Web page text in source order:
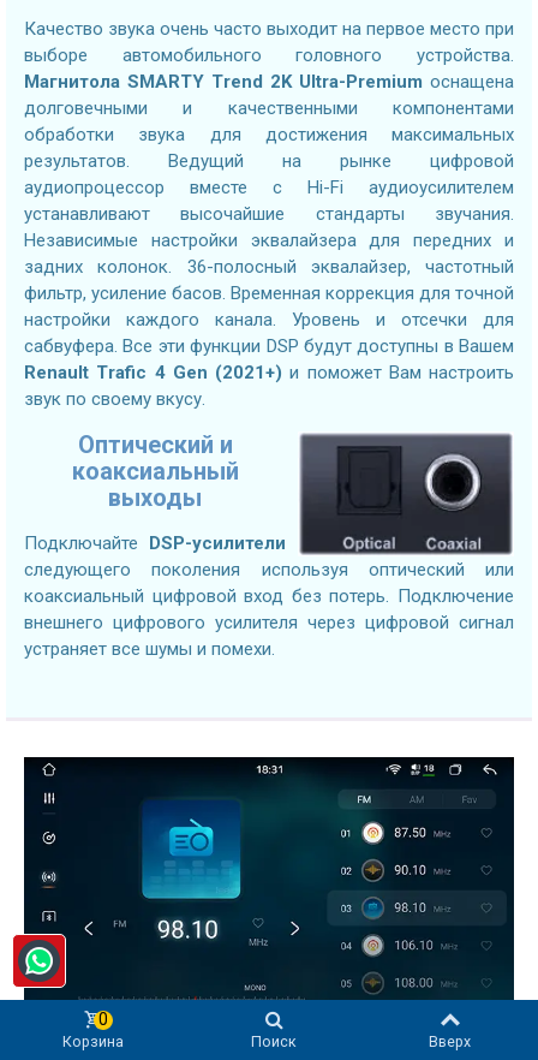
Качество звука очень часто выходит на первое место при
выборе автомобильного головного устройства.
Магнитола SMARTY Trend 2K Ultra-Premium оснащена
долговечными и качественными компонентами
обработки звука для достижения максимальных
результатов. Ведущий на рынке цифровой
аудиопроцессор вместе с Hi-Fi аудиоусилителем
устанавливают высочайшие стандарты звучания.
Независимые настройки эквалайзера для передних и
задних колонок. 36-полосный эквалайзер, частотный
фильтр, усиление басов. Временная коррекция для точной
настройки каждого канала. Уровень и отсечки для
сабвуфера. Все эти функции DSP будут доступны в Вашем
Renault Trafic 4 Gen (2021+) и поможет Вам настроить
звук по своему вкусу.
Оптический и
коаксиальный
выходы
Подключайте
DSP-усилители
следующего поколения используя оптический или
коаксиальный цифровой вход без потерь. Подключение
внешнего цифрового усилителя через цифровой сигнал
устраняет все шумы и помехи.
Корзина
0
Поиск Вверх